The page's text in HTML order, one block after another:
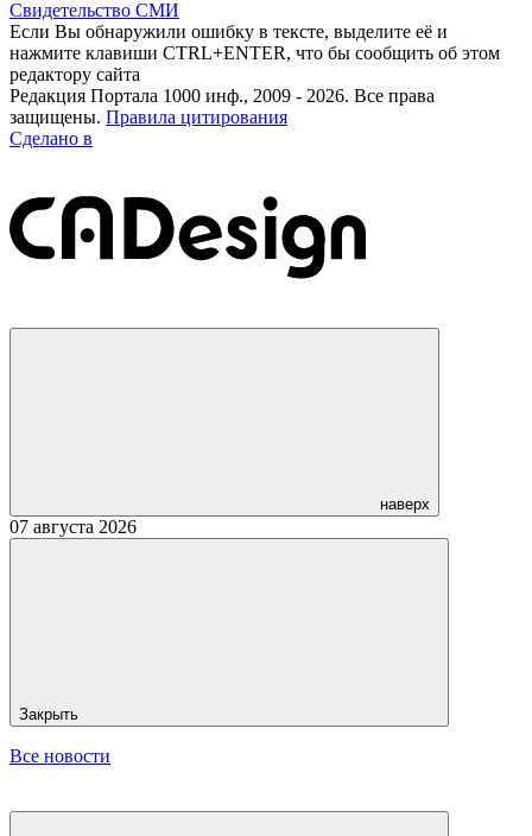
Свидетельство СМИ
Если Вы обнаружили ошибку в тексте, выделите её и
нажмите клавиши CTRL+ENTER, что бы сообщить об этом
редактору сайта
Редакция Портала 1000 инф., 2009 - 2026. Все права
защищены. Правила цитирования
Сделано в
наверх
07 августа 2026
Закрыть
Все новости